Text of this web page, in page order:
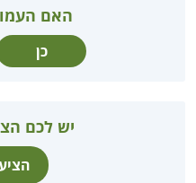
האם
כן
יש לכם